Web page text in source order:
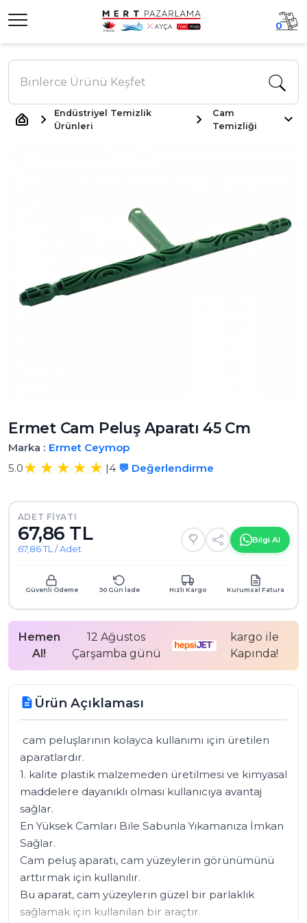
0
Endüstriyel Temizlik
Ürünleri
Cam
Temizliği
Ermet Cam Peluş Aparatı 45 Cm
Marka : Ermet Ceymop
5.0
|4 💬 Değerlendirme
ADET FIYATI
67,86 TL
67,86 TL / Adet
Bilgi Al
Güvenli Ödeme 30 Gün İade Hızlı Kargo Kurumsal Fatura
Hemen
Al!
12 Ağustos
Çarşamba günü
kargo ile
Kapında!
description Ürün Açıklaması
aparatlardır.
1. kalite plastik malzemeden üretilmesi ve kimyasal
maddelere dayanıklı olması kullanıcıya avantaj
sağlar.
En Yüksek Camları Bile Sabunla Yıkamanıza İmkan
Sağlar.
Cam peluş aparatı, cam yüzeylerin görünümünü
arttırmak için kullanılır.
Bu aparat, cam yüzeylerin güzel bir parlaklık
sağlamak için kullanılan bir araçtır.